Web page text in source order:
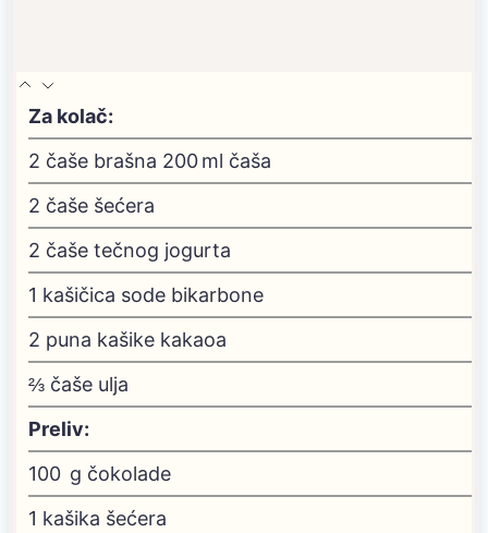
Za kolač:
2 čaše brašna 200 ml čaša
2 čaše šećera
2 čaše tečnog jogurta
1 kašičica sode bikarbone
2 puna kašike kakaoa
⅔ čaše ulja
Preliv:
100 g čokolade
1 kašika šećera